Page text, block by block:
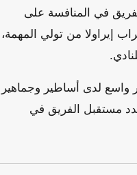
في المنافسة على
إيراولا من تولي المهمة،
لدى أساطير وجماهير
مستقبل الفريق في